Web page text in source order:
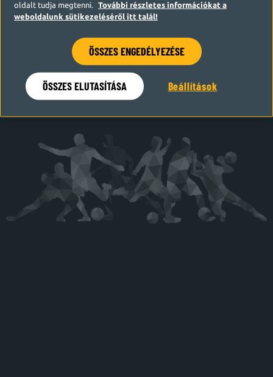
Hamarosan visszatérünk
oldalt tudja megtenni.
További részletes információkat a
weboldalunk sütikezeléséről itt talál!
ÖSSZES ENGEDÉLYEZÉSE
ÖSSZES ELUTASÍTÁSA Beállítások